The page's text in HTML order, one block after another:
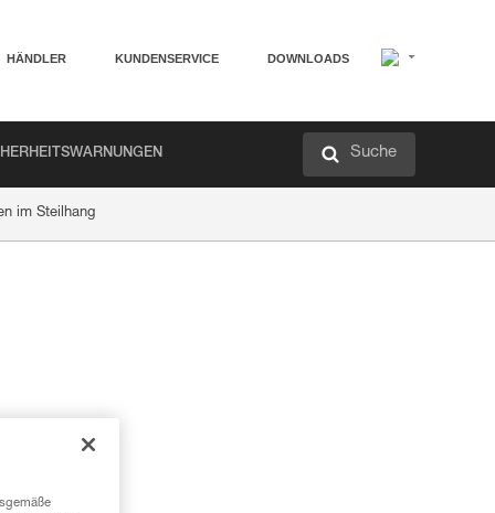
HÄNDLER KUNDENSERVICE DOWNLOADS
Suche
im Steilhang